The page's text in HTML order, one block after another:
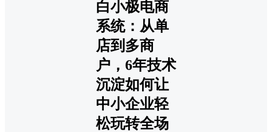
白小极电商
系统：从单
店到多商
户，6年技术
沉淀如何让
中小企业轻
松玩转全场